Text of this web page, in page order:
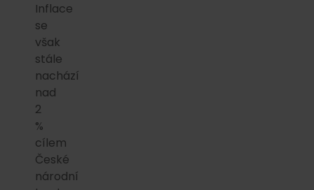
Inflace
se
však
stále
nachází
nad
2
%
cílem
České
národní